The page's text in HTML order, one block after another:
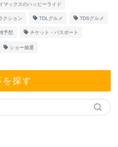
マックスのハッピーライド
クション TDLグルメ TDSグルメ
予想 チケット・パスポート
ショー抽選
探す